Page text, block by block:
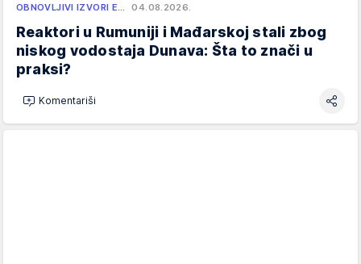
OBNOVLJIVI IZVORI E… 04.08.2026.
Reaktori u Rumuniji i Mađarskoj stali zbog
niskog vodostaja Dunava: Šta to znači u
praksi?
Komentariši